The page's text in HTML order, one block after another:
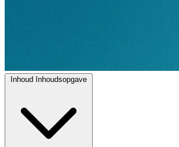
Inhoud Inhoudsopgave